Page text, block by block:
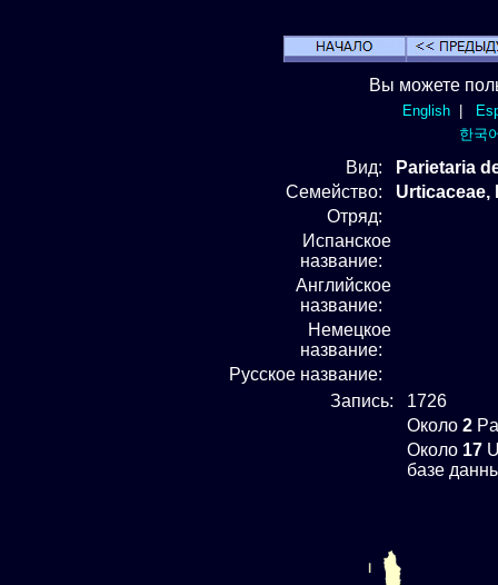
Вы можете
English|
한국
Вид:
Parietaria
Семейство:
Отряд:
Испанское
название:
Английское
название:
Немецкое
название:
Русское название:
Запись:
1726
Около 2
Около 17
базе